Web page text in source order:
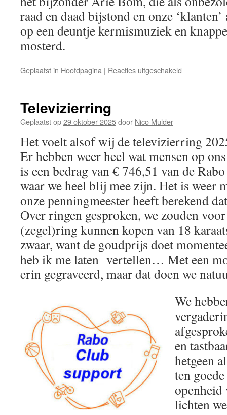
raad en daad bijstond en onze
op een deuntje kermismuziek en
mosterd.
Geplaatst in Hoofdpagina | Reacties uitgeschakeld
Televizierring
Geplaatst op29 oktober 2025door Nico Mulder
Het voelt alsof wij de televizierring
Er hebben weer heel wat mensen op
is een bedrag van € 746,51 van de
waar we heel blij mee zijn. Het is weer
onze penningmeester heeft berekend
Over ringen gesproken, we zouden
(zegel)ring kunnen kopen van 18
zwaar, want de goudprijs doet
heb ik me laten vertellen… Met een
erin gegraveerd, maar dat doen we
We
en
hetgeen
ten
openheid
lichten